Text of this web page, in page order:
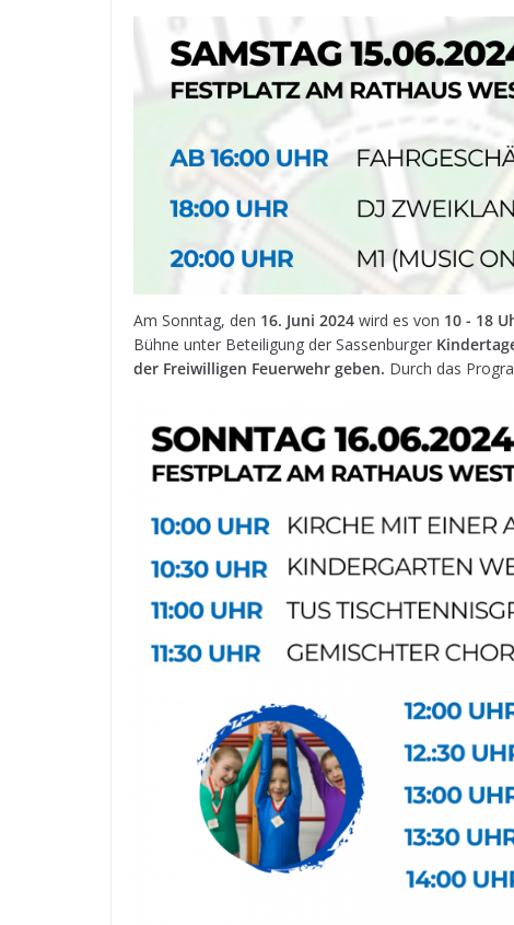
Am Sonn­tag, den 16. Juni 2024 wird es von 10 - 18
Bühne unter Betei­li­gung der Sas­sen­bur­ger
der Frei­wil­li­gen Feu­er­wehr geben. Durch das